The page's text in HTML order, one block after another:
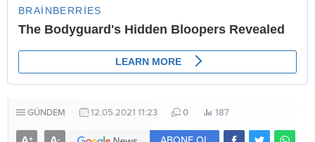
GÜNDEM 12.05.2021 11:23 0 187
+ -